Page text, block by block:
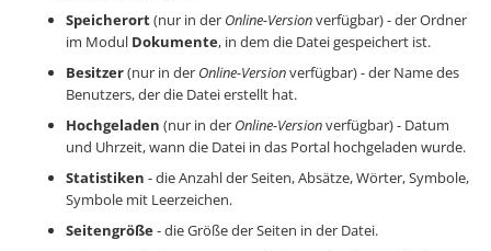
Speicherort(nur in der Online-Versionverfügbar) - der Ordner
im Modul Dokumente, in dem die Datei gespeichert ist.
Besitzer(nur in der Online-Versionverfügbar) - der Name des
Benutzers, der die Datei erstellt hat.
Hochgeladen (nur in der Online-Versionverfügbar) - Datum
und Uhrzeit, wann die Datei in das Portal hochgeladen wurde.
Statistiken - die Anzahl der Seiten, Absätze, Wörter, Symbole,
Symbole mit Leerzeichen.
Seitengröße- die Größe der Seiten in der Datei.